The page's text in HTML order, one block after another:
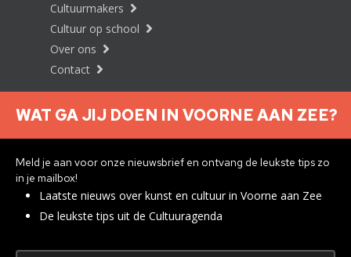
Cultuurmakers
Cultuur op school
Over ons
Contact
Nieuwsbrief aanmelden
Privacyverklaring
WAT GA JIJ DOEN IN VOORNE AAN ZEE?
Meld je aan voor onze nieuwsbrief en ontvang de leukste tips zo
in je mailbox!
Laatste nieuws over kunst en cultuur in Voorne aan Zee
De leukste tips uit de Cultuuragenda